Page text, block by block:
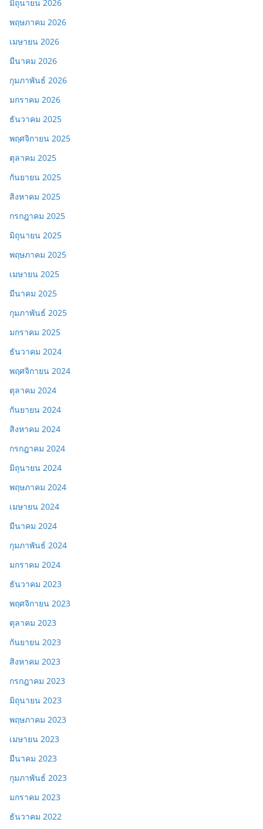
มิถุนายน 2026
พฤษภาคม 2026
เมษายน 2026
มีนาคม 2026
กุมภาพันธ์ 2026
มกราคม 2026
ธันวาคม 2025
พฤศจิกายน 2025
ตุลาคม 2025
กันยายน 2025
สิงหาคม 2025
กรกฎาคม 2025
มิถุนายน 2025
พฤษภาคม 2025
เมษายน 2025
มีนาคม 2025
กุมภาพันธ์ 2025
มกราคม 2025
ธันวาคม 2024
พฤศจิกายน 2024
ตุลาคม 2024
กันยายน 2024
สิงหาคม 2024
กรกฎาคม 2024
มิถุนายน 2024
พฤษภาคม 2024
เมษายน 2024
มีนาคม 2024
กุมภาพันธ์ 2024
มกราคม 2024
ธันวาคม 2023
พฤศจิกายน 2023
ตุลาคม 2023
กันยายน 2023
สิงหาคม 2023
กรกฎาคม 2023
มิถุนายน 2023
พฤษภาคม 2023
เมษายน 2023
มีนาคม 2023
กุมภาพันธ์ 2023
มกราคม 2023
ธันวาคม 2022